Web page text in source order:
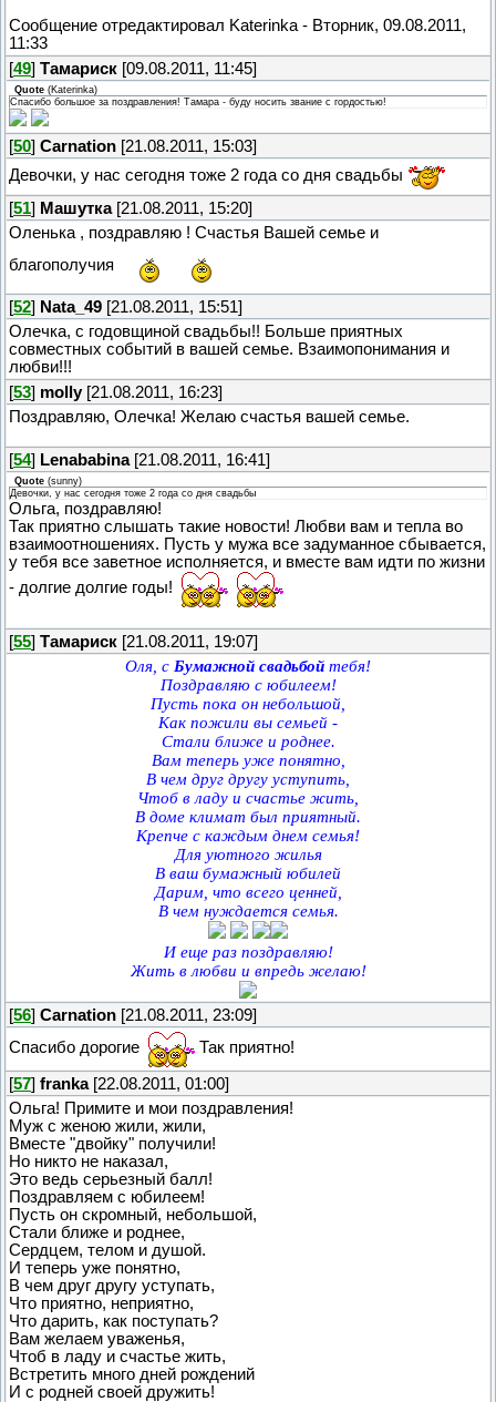
Сообщение отредактировал Katerinka - Вторник, 09.08.2011,
11:33
[49] Тамариск [09.08.2011, 11:45]
Quote (Katerinka)
Спасибо большое за поздравления! Тамара - буду носить звание с гордостью!
[50] Carnation [21.08.2011, 15:03]
Девочки, у нас сегодня тоже 2 года со дня свадьбы
[51] Машутка[21.08.2011, 15:20]
Оленька , поздравляю ! Счастья Вашей семье и
благополучия
[52] Nata_49 [21.08.2011, 15:51]
Олечка, с годовщиной свадьбы!! Больше приятных
совместных событий в вашей семье. Взаимопонимания и
любви!!!
[53] molly [21.08.2011, 16:23]
Поздравляю, Олечка! Желаю счастья вашей семье.
[54] Lenababina[21.08.2011, 16:41]
Quote (sunny)
Девочки, у нас сегодня тоже 2 года со дня свадьбы
Ольга, поздравляю!
Так приятно слышать такие новости! Любви вам и тепла во
взаимоотношениях. Пусть у мужа все задуманное сбывается,
у тебя все заветное исполняется, и вместе вам идти по жизни
- долгие долгие годы!
[55] Тамариск [21.08.2011, 19:07]
Оля, с Бумажной свадьбой тебя!
Поздравляю с юбилеем!
Пусть пока он небольшой,
Как пожили вы семьей -
Стали ближе и роднее.
Вам теперь уже понятно,
В чем друг другу уступить,
Чтоб в ладу и счастье жить,
В доме климат был приятный.
Крепче с каждым днем семья!
Для уютного жилья
В ваш бумажный юбилей
Дарим, что всего ценней,
В чем нуждается семья.
И еще раз поздравляю!
Жить в любви и впредь желаю!
[56] Carnation [21.08.2011, 23:09]
Спасибо дорогие
Так приятно!
[57] franka[22.08.2011, 01:00]
Ольга! Примите и мои поздравления!
Муж с женою жили, жили,
Вместе "двойку" получили!
Но никто не наказал,
Это ведь серьезный балл!
Поздравляем с юбилеем!
Пусть он скромный, небольшой,
Стали ближе и роднее,
Сердцем, телом и душой.
И теперь уже понятно,
В чем друг другу уступать,
Что приятно, неприятно,
Что дарить, как поступать?
Вам желаем уваженья,
Чтоб в ладу и счастье жить,
Встретить много дней рождений
И с родней своей дружить!